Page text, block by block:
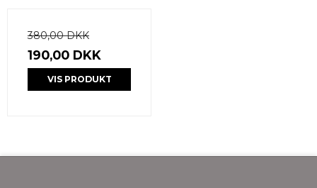
380,00 DKK
190,00 DKK
VIS PRODUKT